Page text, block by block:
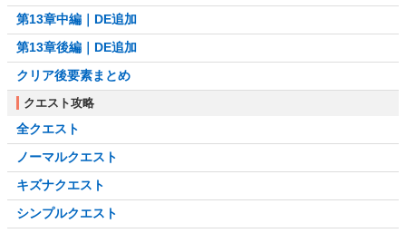
第13章中編｜DE追加
第13章後編｜DE追加
クリア後要素まとめ
クエスト攻略
全クエスト
ノーマルクエスト
キズナクエスト
シンプルクエスト